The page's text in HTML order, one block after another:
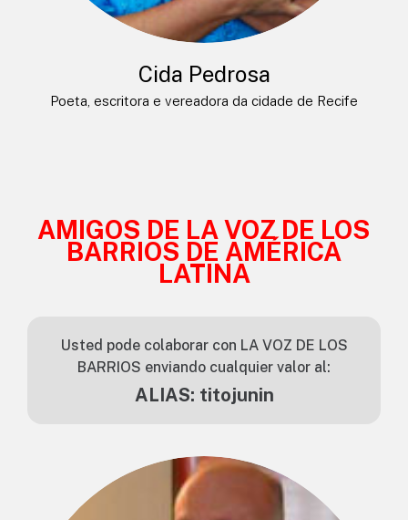
Cida Pedrosa
Poeta, escritora e vereadora da cidade de Recife
AMIGOS DE LA VOZ DE LOS
BARRIOS DE AMÉRICA
LATINA
Usted pode colaborar con LA VOZ DE LOS
BARRIOS enviando cualquier valor al:
ALIAS: titojunin